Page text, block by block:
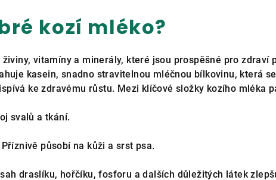
kozí mléko?
vitamíny a minerály, které jsou prospěšné pro zdraví
kasein, snadno stravitelnou mléčnou bílkovinu, která
ke zdravému růstu. Mezi klíčové složky kozího mléka
svalů a tkání.
Příznivě působí na kůži a srst psa.
draslíku, hořčíku, fosforu a dalších důležitých látek